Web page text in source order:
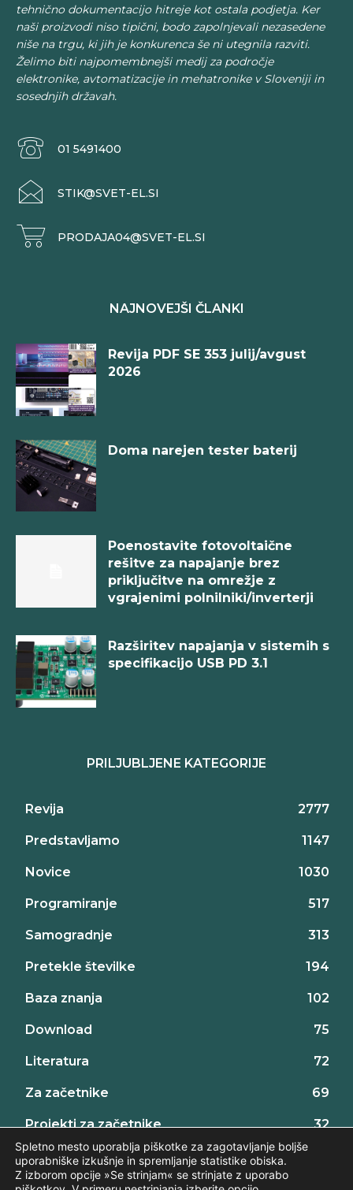
tehnično dokumentacijo hitreje kot ostala podjetja. Ker
naši proizvodi niso tipični, bodo zapolnjevali nezasedene
niše na trgu, ki jih je konkurenca še ni utegnila razviti.
Želimo biti najpomembnejši medij za področje
elektronike, avtomatizacije in mehatronike v Sloveniji in
sosednjih državah.
01 5491400
STIK@SVET-EL.SI
PRODAJA04@SVET-EL.SI
NAJNOVEJŠI ČLANKI
Revija PDF SE 353 julij/avgust
2026
Doma narejen tester baterij
Poenostavite fotovoltaične
rešitve za napajanje brez
priključitve na omrežje z
vgrajenimi polnilniki/inverterji
Razširitev napajanja v sistemih s
specifikacijo USB PD 3.1
PRILJUBLJENE KATEGORIJE
Revija 2777
Predstavljamo 1147
Novice 1030
Programiranje 517
Samogradnje 313
Pretekle številke 194
Baza znanja 102
Download 75
Literatura 72
Za začetnike 69
Projekti za začetnike 32
Spletno mesto uporablja piškotke za zagotavljanje boljše
uporabniške izkušnje in spremljanje statistike obiska.
Z izborom opcije »Se strinjam« se strinjate z uporabo